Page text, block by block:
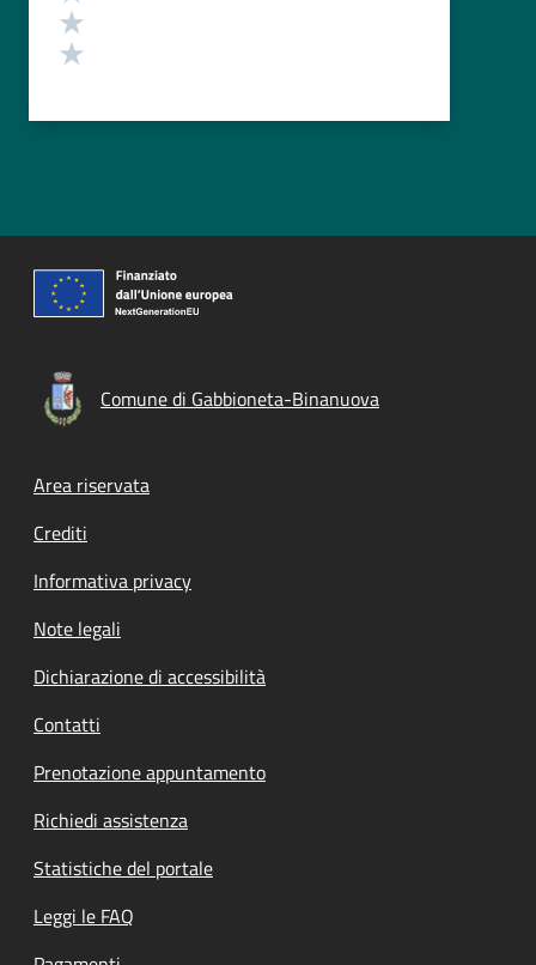
Comune di Gabbioneta-Binanuova
Footer menu
Area riservata
Crediti
Informativa privacy
Note legali
Dichiarazione di accessibilità
Contatti
Prenotazione appuntamento
Richiedi assistenza
Statistiche del portale
Leggi le FAQ